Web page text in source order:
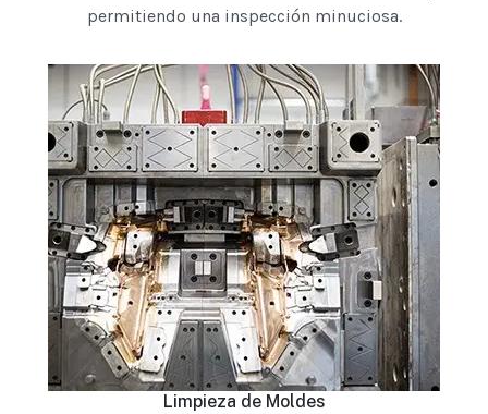
permitiendo una inspección minuciosa.
Limpieza de Moldes